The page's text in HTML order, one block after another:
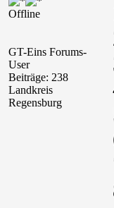
Offline
GT-Eins Forums-
User
Beiträge: 238
Landkreis
Regensburg